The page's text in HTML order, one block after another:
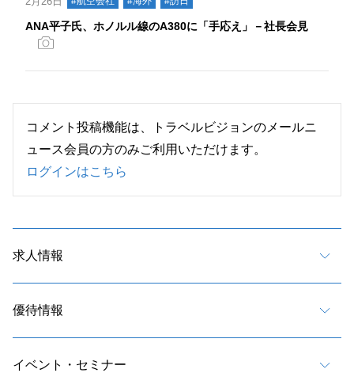
ANA平子氏、ホノルル線のA380に「手応え」－社長会見
コメント投稿機能は、トラベルビジョンのメールニ
ュース会員の方のみご利用いただけます。
ログインはこちら
求人情報
優待情報
イベント・セミナー